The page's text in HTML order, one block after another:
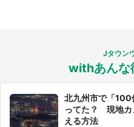
Jタウン
withあんな
北九州市で「100
ってた？ 現地カ
える方法